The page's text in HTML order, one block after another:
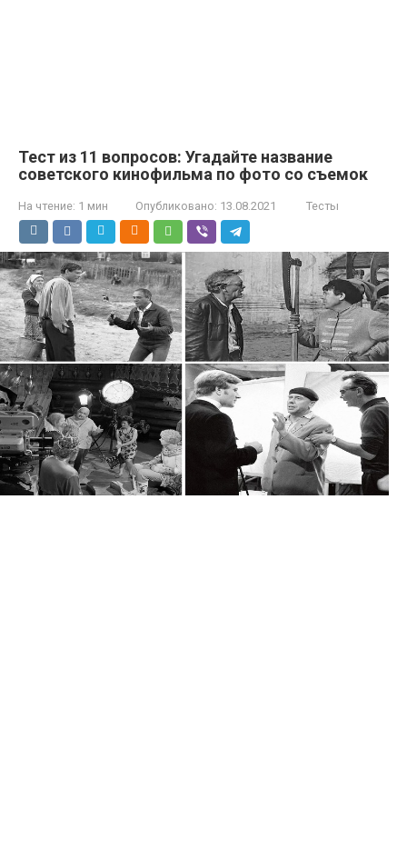
Тест из 11 вопросов: Угадайте название
советского кинофильма по фото со съемок
На чтение: 1 мин Опубликовано: 13.08.2021 Тесты